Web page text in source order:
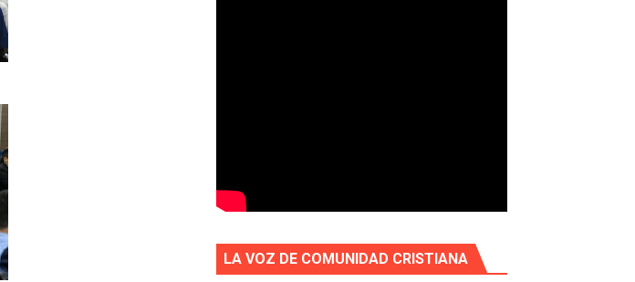
LA VOZ DE COMUNIDAD CRISTIANA